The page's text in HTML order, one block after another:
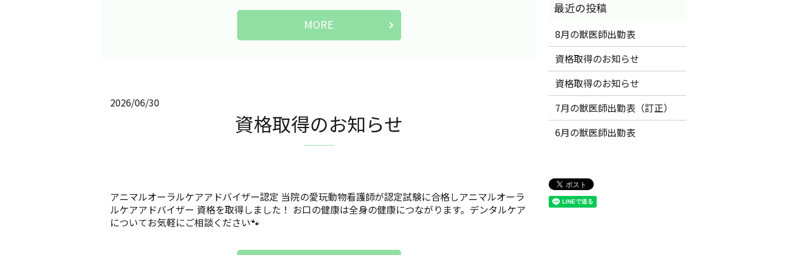
MORE
2026/06/30
資格取得のお知らせ
アニマルオーラルケアアドバイザー認定 当院の愛玩動物看護師が認定試験に合格しアニマルオーラ
ルケアアドバイザー 資格を取得しました！ お口の健康は全身の健康につながります。デンタルケア
についてお気軽にご相談ください🐾
8月の獣医師出勤表
資格取得のお知らせ
資格取得のお知らせ
7月の獣医師出勤表（訂正）
6月の獣医師出勤表